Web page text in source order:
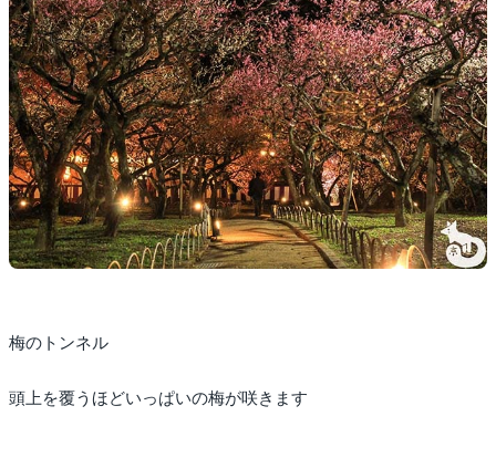
梅のトンネル
頭上を覆うほどいっぱいの梅が咲きます